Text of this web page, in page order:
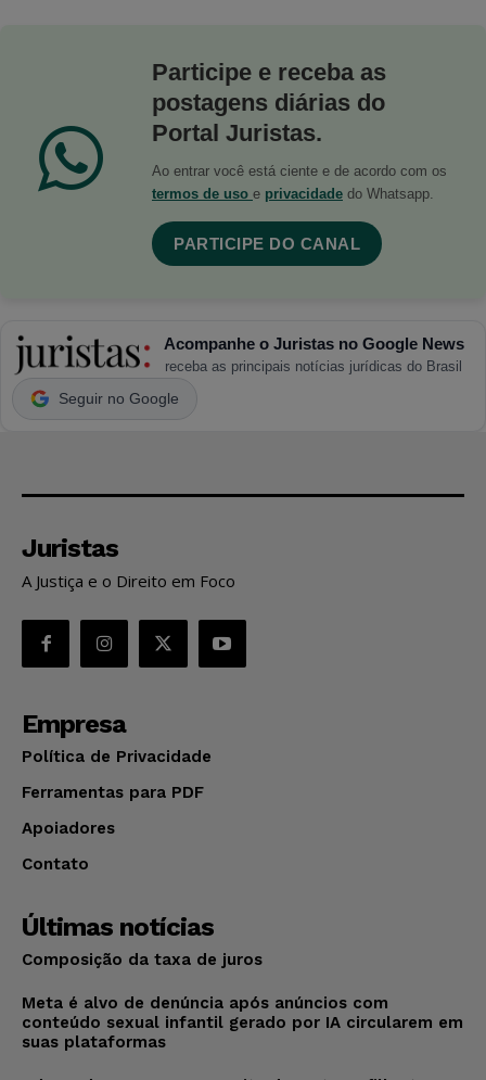
Participe e receba as
postagens diárias do
Portal Juristas.
Ao entrar você está ciente e de acordo com os
termos de uso e privacidade do Whatsapp.
PARTICIPE DO CANAL
Acompanhe o Juristas no Google News
receba as principais notícias jurídicas do Brasil
Seguir no Google
Juristas
A Justiça e o Direito em Foco
Empresa
Política de Privacidade
Ferramentas para PDF
Apoiadores
Contato
Últimas notícias
Composição da taxa de juros
Meta é alvo de denúncia após anúncios com
conteúdo sexual infantil gerado por IA circularem em
suas plataformas